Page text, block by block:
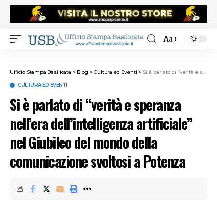
Aa
Ufficio Stampa Basilicata > Blog > Cultura ed Eventi > Si è parlato di “verità e speranza nell’era dell’intelligenza artificiale” nel Giubileo del mondo della comunicazione svoltosi a Potenza
CULTURA ED EVENTI
Si è parlato di “verità e speranza
nell’era dell’intelligenza artificiale”
nel Giubileo del mondo della
comunicazione svoltosi a Potenza